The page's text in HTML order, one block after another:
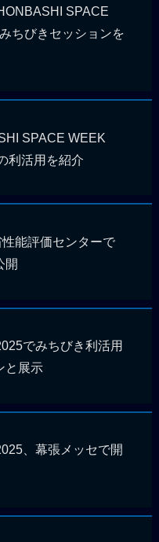
SPACE
ちびきセッションを
SPACE WEEK
利活用を紹介
能評価センターで
開
でみちびき利活用
と展示
、幕張メッセで開